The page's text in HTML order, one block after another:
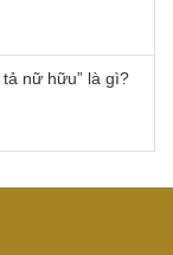
nữ hữu” là gì?